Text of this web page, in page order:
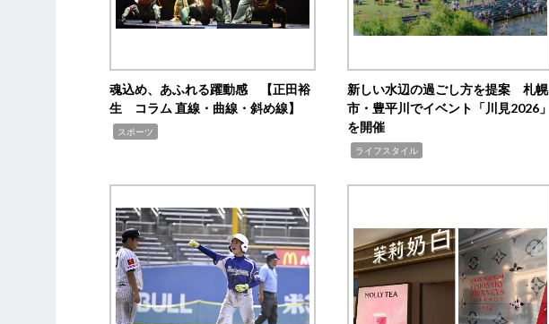
魂込め、あふれる躍動感 【正田裕
生 コラム 直線・曲線・斜め線】
スポーツ
新しい水辺の過ごし方を提案 札幌
市・豊平川でイベント「川見2026」
を開催
ライフスタイル